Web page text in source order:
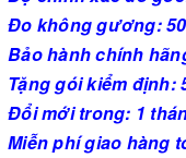
Đo không gương:
Bảo hành chính
Tặng gói kiểm định:
Đổi mới trong: 1
Miễn phí giao hàng